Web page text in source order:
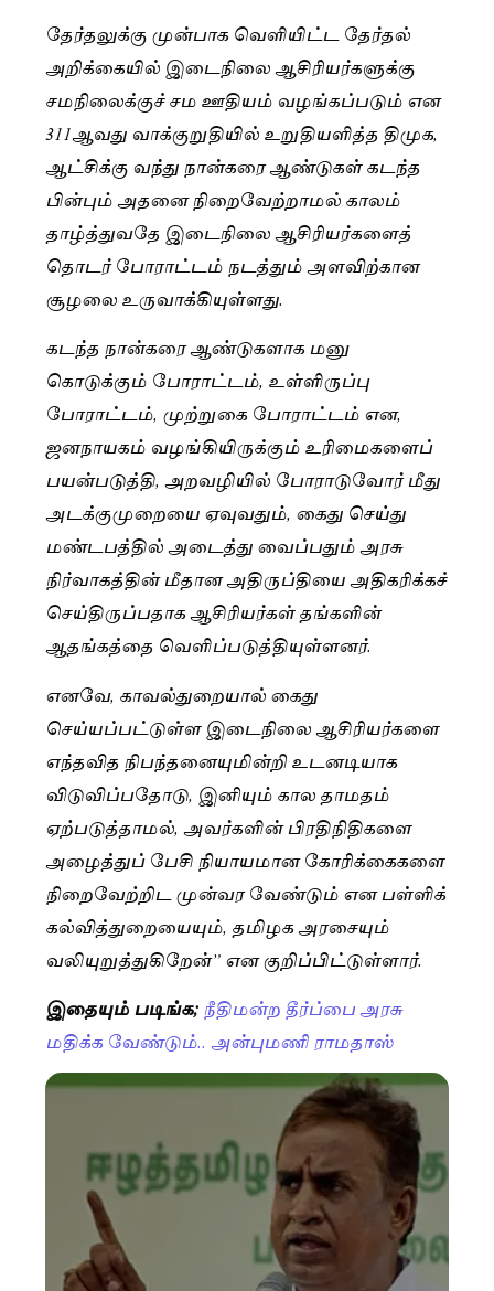
தேர்தலுக்கு முன்பாக வெளியிட்ட தேர்தல்
அறிக்கையில் இடைநிலை ஆசிரியர்களுக்கு
சமநிலைக்குச் சம ஊதியம் வழங்கப்படும் என
311ஆவது வாக்குறுதியில் உறுதியளித்த திமுக,
ஆட்சிக்கு வந்து நான்கரை ஆண்டுகள் கடந்த
பின்பும் அதனை நிறைவேற்றாமல் காலம்
தாழ்த்துவதே இடைநிலை ஆசிரியர்களைத்
தொடர் போராட்டம் நடத்தும் அளவிற்கான
சூழலை உருவாக்கியுள்ளது.
கடந்த நான்கரை ஆண்டுகளாக மனு
கொடுக்கும் போராட்டம், உள்ளிருப்பு
போராட்டம், முற்றுகை போராட்டம் என,
ஜனநாயகம் வழங்கியிருக்கும் உரிமைகளைப்
பயன்படுத்தி, அறவழியில் போராடுவோர் மீது
அடக்குமுறையை ஏவுவதும், கைது செய்து
மண்டபத்தில் அடைத்து வைப்பதும் அரசு
நிர்வாகத்தின் மீதான அதிருப்தியை அதிகரிக்கச்
செய்திருப்பதாக ஆசிரியர்கள் தங்களின்
ஆதங்கத்தை வெளிப்படுத்தியுள்ளனர்.
எனவே, காவல்துறையால் கைது
செய்யப்பட்டுள்ள இடைநிலை ஆசிரியர்களை
எந்தவித நிபந்தனையுமின்றி உடனடியாக
விடுவிப்பதோடு, இனியும் கால தாமதம்
ஏற்படுத்தாமல், அவர்களின் பிரதிநிதிகளை
அழைத்துப் பேசி நியாயமான கோரிக்கைகளை
நிறைவேற்றிட முன்வர வேண்டும் என பள்ளிக்
கல்வித்துறையையும், தமிழக அரசையும்
வலியுறுத்துகிறேன்” என குறிப்பிட்டுள்ளார்.
இதையும் படிங்க; நீதிமன்ற தீர்ப்பை அரசு
மதிக்க வேண்டும்.. அன்புமணி ராமதாஸ்